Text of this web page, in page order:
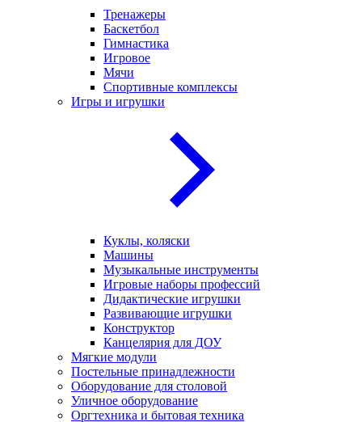
Тренажеры
Баскетбол
Гимнастика
Игровое
Мячи
Спортивные комплексы
Игры и игрушки
Куклы, коляски
Машины
Музыкальные инструменты
Игровые наборы профессий
Дидактические игрушки
Развивающие игрушки
Конструктор
Канцелярия для ДОУ
Мягкие модули
Постельные принадлежности
Оборудование для столовой
Уличное оборудование
Оргтехника и бытовая техника